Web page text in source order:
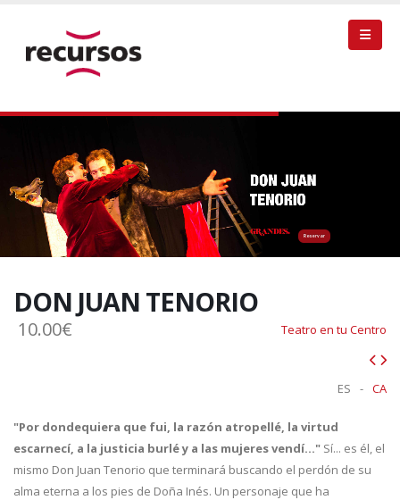
Reservar
DON JUAN TENORIO
10.00€ Teatro en tu Centro
CA
-
ES
"Por dondequiera que fui, la razón atropellé, la virtud
escarnecí, a la justicia burlé y a las mujeres vendí…" Sí... es él, el
mismo Don Juan Tenorio que terminará buscando el perdón de su
alma eterna a los pies de Doña Inés. Un personaje que ha